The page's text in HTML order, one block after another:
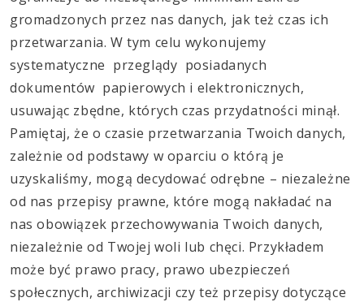
gromadzonych przez nas danych, jak też czas ich
przetwarzania. W tym celu wykonujemy
systematyczne przeglądy posiadanych
dokumentów papierowych i elektronicznych,
usuwając zbędne, których czas przydatności minął.
Pamiętaj, że o czasie przetwarzania Twoich danych,
zależnie od podstawy w oparciu o którą je
uzyskaliśmy, mogą decydować odrębne – niezależne
od nas przepisy prawne, które mogą nakładać na
nas obowiązek przechowywania Twoich danych,
niezależnie od Twojej woli lub chęci. Przykładem
może być prawo pracy, prawo ubezpieczeń
społecznych, archiwizacji czy też przepisy dotyczące